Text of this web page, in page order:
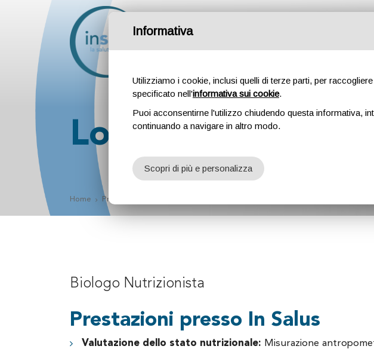
Locatelli Jacopo
Home Professionisti
Biologo Nutrizionista
Prestazioni presso In Salus
Valutazione dello stato nutrizionale: Misurazione
Informativa
Utilizziamo i cookie, inclusi quelli di terze parti, per
specificato nell'informativa sui cookie.
Puoi acconsentirne l'utilizzo chiudendo questa informativa,
continuando a navigare in altro modo.
Scopri di più e personalizza